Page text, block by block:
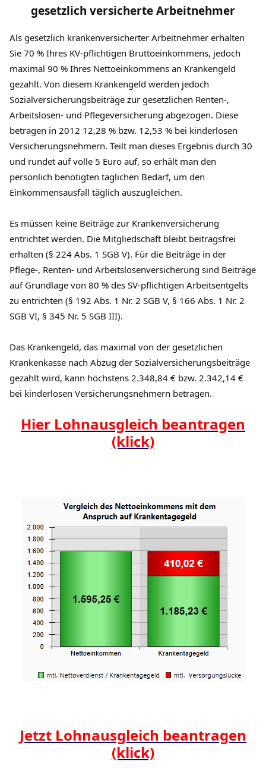
gesetzlich versicherte Arbeitnehmer
Als gesetzlich krankenversicherter Arbeitnehmer erhalten
Sie 70 % Ihres KV-pflichtigen Bruttoeinkommens, jedoch
maximal 90 % Ihres Nettoeinkommens an Krankengeld
gezahlt. Von diesem Krankengeld werden jedoch
Sozialversicherungsbeiträge zur gesetzlichen Renten-,
Arbeitslosen- und Pflegeversicherung abgezogen. Diese
betragen in 2012 12,28 % bzw. 12,53 % bei kinderlosen
Versicherungsnehmern. Teilt man dieses Ergebnis durch 30
und rundet auf volle 5 Euro auf, so erhält man den
persönlich benötigten täglichen Bedarf, um den
Einkommensausfall täglich auszugleichen.
Es müssen keine Beiträge zur Krankenversicherung
entrichtet werden. Die Mitgliedschaft bleibt beitragsfrei
erhalten (§ 224 Abs. 1 SGB V). Für die Beiträge in der
Pflege-, Renten- und Arbeitslosenversicherung sind Beiträge
auf Grundlage von 80 % des SV-pflichtigen Arbeitsentgelts
zu entrichten (§ 192 Abs. 1 Nr. 2 SGB V, § 166 Abs. 1 Nr. 2
SGB VI, § 345 Nr. 5 SGB III).
Das Krankengeld, das maximal von der gesetzlichen
Krankenkasse nach Abzug der Sozialversicherungsbeiträge
gezahlt wird, kann höchstens 2.348,84 € bzw. 2.342,14 €
bei kinderlosen Versicherungsnehmern betragen.
Hier Lohnausgleich beantragen
(klick)
Jetzt Lohnausgleich beantragen
(klick)